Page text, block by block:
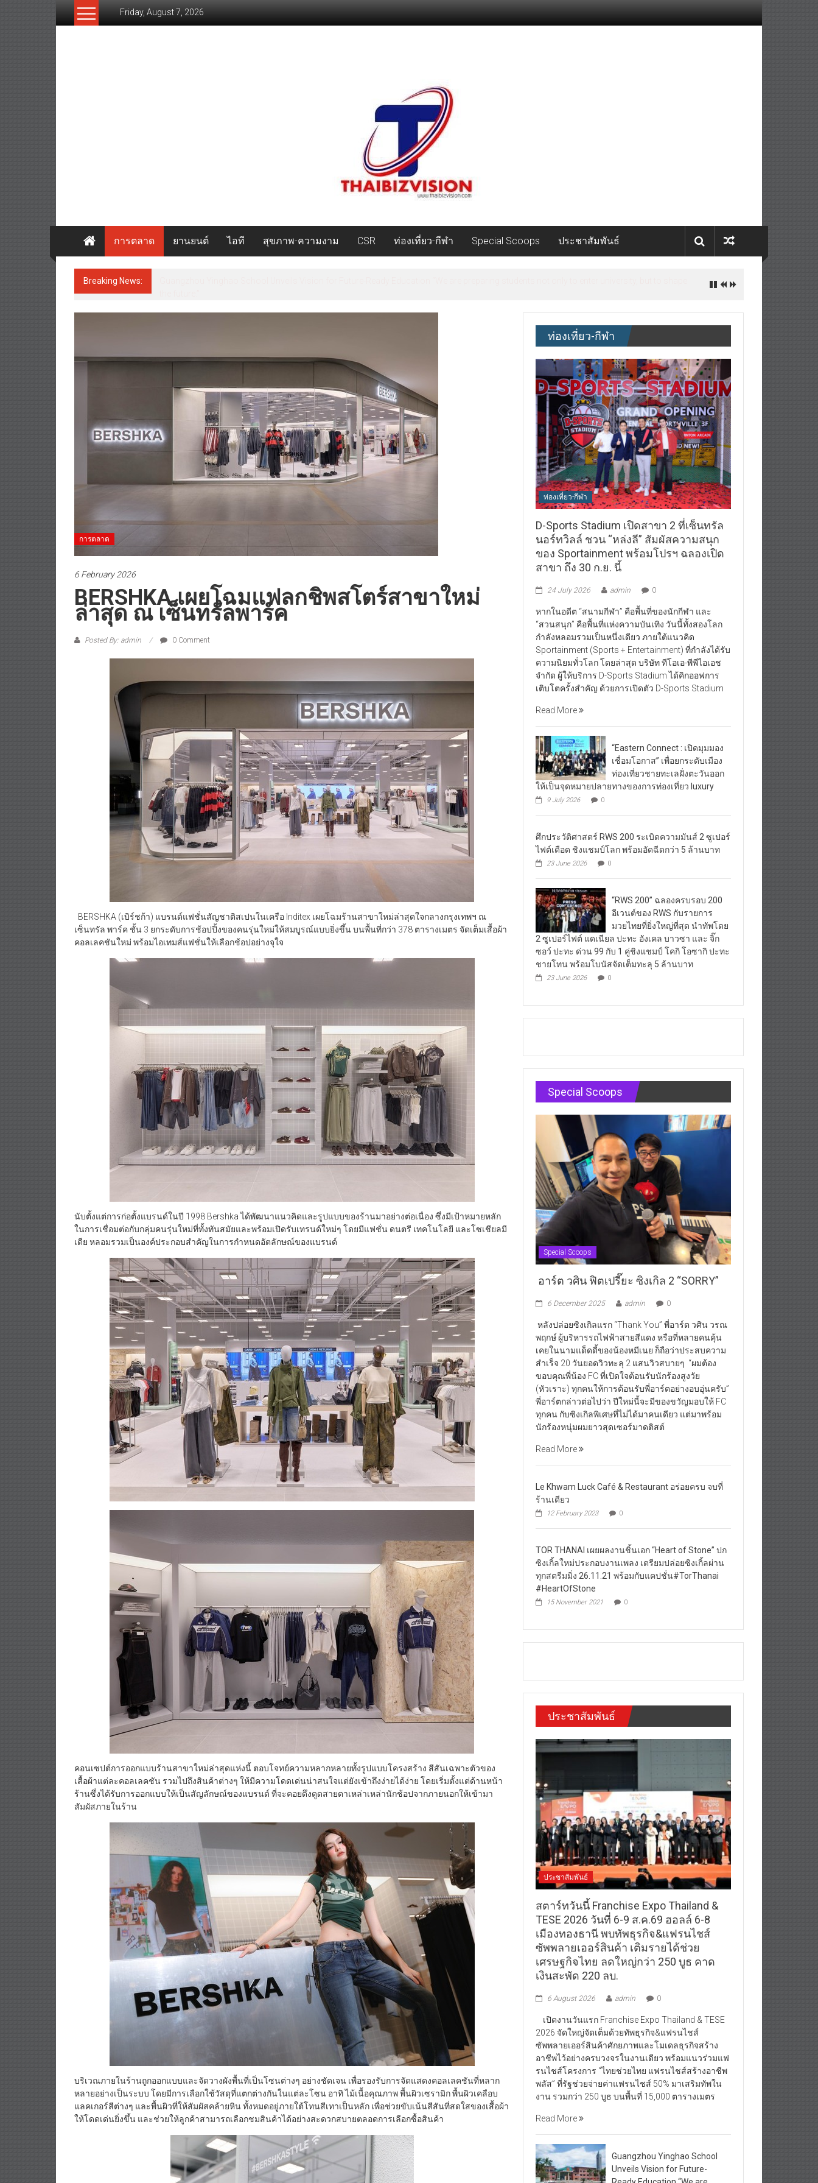
Friday, August 7, 2026
การตลาด ยานยนต์ ไอที สุขภาพ-ความงาม CSR ท่องเที่ยว-กีฬา Special Scoops ประชาสัมพันธ์
Breaking News:
การตลาด
6 February 2026
BERSHKA เผยโฉมแฟลกชิพสโตร์สาขาใหม่
ล่าสุด ณ เซ็นทรัลพาร์ค
Posted By: admin 0 Comment
BERSHKA (เบิร์ชก้า) แบรนด์แฟชั่นสัญชาติสเปนในเครือ Inditex เผยโฉมร้านสาขาใหม่ล่าสุดใจกลางกรุงเทพฯ ณ
เซ็นทรัล พาร์ค ชั้น 3 ยกระดับการช้อปปิ้งของคนรุ่นใหม่ให้สมบูรณ์แบบยิ่งขึ้น บนพื้นที่กว่า 378 ตารางเมตร จัดเต็มเสื้อผ้า
คอลเลคชันใหม่ พร้อมไอเทมส์แฟชั่นให้เลือกช้อปอย่างจุใจ
นับตั้งแต่การก่อตั้งแบรนด์ในปี 1998 Bershka ได้พัฒนาแนวคิดและรูปแบบของร้านมาอย่างต่อเนื่อง ซึ่งมีเป้าหมายหลัก
ในการเชื่อมต่อกับกลุ่มคนรุ่นใหม่ที่ทั้งทันสมัยและพร้อมเปิดรับเทรนด์ใหม่ๆ โดยมีแฟชั่น ดนตรี เทคโนโลยี และโซเชียลมี
เดีย หลอมรวมเป็นองค์ประกอบสำคัญในการกำหนดอัตลักษณ์ของแบรนด์
คอนเซปต์การออกแบบร้านสาขาใหม่ล่าสุดแห่งนี้ ตอบโจทย์ความหลากหลายทั้งรูปแบบโครงสร้าง สีสันเฉพาะตัวของ
เสื้อผ้าแต่ละคอลเลคชัน รวมไปถึงสินค้าต่างๆ ให้มีความโดดเด่นน่าสนใจแต่ยังเข้าถึงง่ายได้ง่าย โดยเริ่มตั้งแต่ด้านหน้า
ร้านซึ่งได้รับการออกแบบให้เป็นสัญลักษณ์ของแบรนด์ ที่จะคอยดึงดูดสายตาเหล่าเหล่านักช้อปจากภายนอกให้เข้ามา
สัมผัสภายในร้าน
บริเวณภายในร้านถูกออกแบบและจัดวางผังพื้นที่เป็นโซนต่างๆ อย่างชัดเจน เพื่อรองรับการจัดแสดงคอลเลคชันที่หลาก
หลายอย่างเป็นระบบ โดยมีการเลือกใช้วัสดุที่แตกต่างกันในแต่ละโซน อาทิ ไม้เนื้อคุณภาพ พื้นผิวเซรามิก พื้นผิวเคลือบ
แลคเกอร์สีต่างๆ และพื้นผิวที่ให้สัมผัสคล้ายหิน ทั้งหมดอยู่ภายใต้โทนสีเทาเป็นหลัก เพื่อช่วยขับเน้นสีสันที่สดใสของเสื้อผ้า
ให้โดดเด่นยิ่งขึ้น และช่วยให้ลูกค้าสามารถเลือกชมสินค้าได้อย่างสะดวกสบายตลอดการเลือกซื้อสินค้า
ท่องเที่ยว-กีฬา
ท่องเที่ยว-กีฬา
D-Sports Stadium เปิดสาขา 2 ที่เซ็นทรัล
นอร์ทวิลล์ ชวน “หล่งลี” สัมผัสความสนุก
ของ Sportainment พร้อมโปรฯ ฉลองเปิด
สาขา ถึง 30 ก.ย. นี้
24 July 2026 admin 0
หากในอดีต “สนามกีฬา” คือพื้นที่ของนักกีฬา และ
“สวนสนุก” คือพื้นที่แห่งความบันเทิง วันนี้ทั้งสองโลก
กำลังหลอมรวมเป็นหนึ่งเดียว ภายใต้แนวคิด
Sportainment (Sports + Entertainment) ที่กำลังได้รับ
ความนิยมทั่วโลก โดยล่าสุด บริษัท ทีโอเอ-พีพีไอเอช
จำกัด ผู้ให้บริการ D-Sports Stadium ได้คิกออฟการ
เติบโตครั้งสำคัญ ด้วยการเปิดตัว D-Sports Stadium
Read More
“Eastern Connect : เปิดมุมมอง
เชื่อมโอกาส” เพื่อยกระดับเมือง
ท่องเที่ยวชายทะเลฝั่งตะวันออก
ให้เป็นจุดหมายปลายทางของการท่องเที่ยว luxury
9 July 2026 0
ศึกประวัติศาสตร์ RWS 200 ระเบิดความมันส์ 2 ซูเปอร์
ไฟต์เดือด ชิงแชมป์โลก พร้อมอัดฉีดกว่า 5 ล้านบาท
23 June 2026 0
“RWS 200” ฉลองครบรอบ 200
อีเวนต์ของ RWS กับรายการ
มวยไทยที่ยิ่งใหญ่ที่สุด นำทัพโดย
2 ซูเปอร์ไฟต์ แดเนียล ปะทะ อังเคล บาวซา และ จิ๊ก
ซอว์ ปะทะ ด่วน 99 กับ 1 คู่ชิงแชมป์ โคกิ โอซากิ ปะทะ
ชายโทน พร้อมโบนัสจัดเต็มทะลุ 5 ล้านบาท
23 June 2026 0
Special Scoops
Special Scoops
อาร์ต วศิน ฟิตเปรี๊ยะ ซิงเกิล 2 “SORRY”
6 December 2025 admin 0
หลังปล่อยซิงเกิลแรก “Thank You” พี่อาร์ต วศิน วรณ
พฤกษ์ ผู้บริหารรถไฟฟ้าสายสีแดง หรือที่หลายคนคุ้น
เคยในนามแด็ดดี้ของน้องหมีเนย ก็ถือว่าประสบความ
สำเร็จ 20 วันยอดวิวทะลุ 2 แสนวิวสบายๆ “ผมต้อง
ขอบคุณพี่น้อง FC ที่เปิดใจต้อนรับนักร้องสูงวัย
(หัวเราะ) ทุกคนให้การต้อนรับพี่อาร์ตอย่างอบอุ่นครับ”
พี่อาร์ตกล่าวต่อไปว่า ปีใหม่นี้จะมีของขวัญมอบให้ FC
ทุกคน กับซิงเกิลพิเศษที่ไม่ได้มาคนเดียว แต่มาพร้อม
นักร้องหนุ่มผมยาวสุดเซอร์มาดติสต์
Read More
Le Khwam Luck Café & Restaurant อร่อยครบ จบที่
ร้านเดียว
12 February 2023 0
TOR THANAI เผยผลงานชิ้นเอก “Heart of Stone” ปก
ซิงเกิ้ลใหม่ประกอบงานเพลง เตรียมปล่อยซิงเกิ้ลผ่าน
ทุกสตรีมมิ่ง 26.11.21 พร้อมกับแคปชั่น#TorThanai
#HeartOfStone
15 November 2021 0
ประชาสัมพันธ์
ประชาสัมพันธ์
สตาร์ทวันนี้ Franchise Expo Thailand &
TESE 2026 วันที่ 6-9 ส.ค.69 ฮอลล์ 6-8
เมืองทองธานี พบทัพธุรกิจ&แฟรนไชส์
ซัพพลายเออร์สินค้า เติมรายได้ช่วย
เศรษฐกิจไทย ลดใหญ่กว่า 250 บูธ คาด
เงินสะพัด 220 ลบ.
6 August 2026 admin 0
เปิดงานวันแรก Franchise Expo Thailand & TESE
2026 จัดใหญ่จัดเต็มด้วยทัพธุรกิจ&แฟรนไชส์
ซัพพลายเออร์สินค้าศักยภาพและโมเดลธุรกิจสร้าง
อาชีพไว้อย่างครบวงจรในงานเดียว พร้อมแนวร่วมแฟ
รนไชส์โครงการ “ไทยช่วยไทย แฟรนไชส์สร้างอาชีพ
พลัส” ที่รัฐช่วยจ่ายค่าแฟรนไชส์ 50% มาเสริมทัพใน
งาน รวมกว่า 250 บูธ บนพื้นที่ 15,000 ตารางเมตร
Read More
Guangzhou Yinghao School
Unveils Vision for Future-